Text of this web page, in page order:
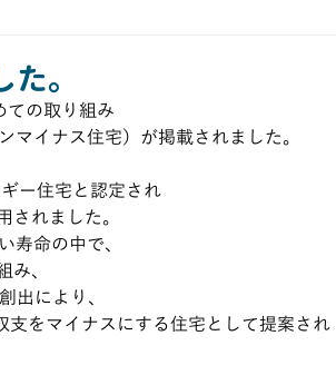
バの家 etc. パソコン 佐藤春代
。
ての取り組み
イナス住宅）が掲載されました。
ー住宅と認定され
れました。
寿命の中で、
み、
出により、
をマイナスにする住宅として提案され